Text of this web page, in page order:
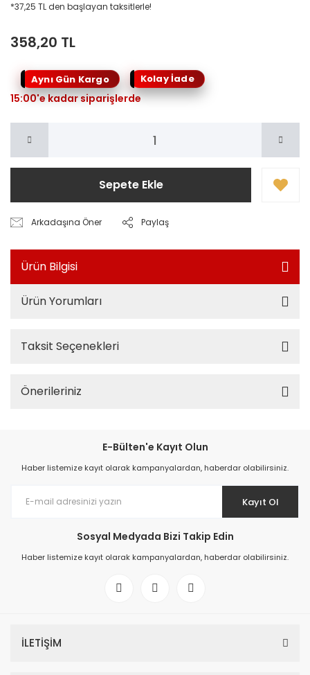
*37,25 TL den başlayan taksitlerle!
358,20 TL
Aynı Gün Kargo Kolay İade
15:00'e kadar siparişlerde
Sepete Ekle
Arkadaşına Öner Paylaş
Ürün Bilgisi
Ürün Yorumları
Taksit Seçenekleri
Önerileriniz
E-Bülten'e Kayıt Olun
Haber listemize kayıt olarak kampanyalardan, haberdar olabilirsiniz.
Kayıt Ol
Sosyal Medyada Bizi Takip Edin
Haber listemize kayıt olarak kampanyalardan, haberdar olabilirsiniz.
İLETİŞİM